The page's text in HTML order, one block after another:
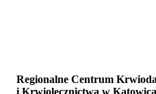
Regionalne Centrum
i Krwiolecznictwa w